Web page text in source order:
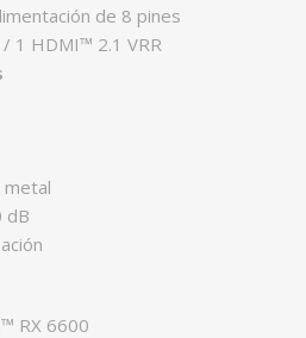
de 8 pines
1 HDMI™ 2.1 VRR
metal
dB
RX 6600